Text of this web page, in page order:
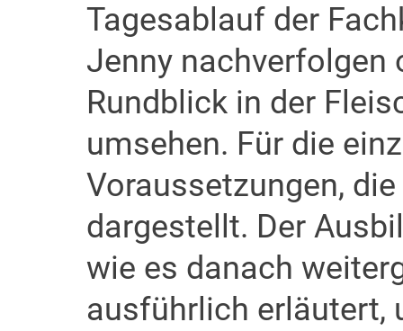
Tagesablauf der
Jenny nachverfolgen
Rundblick in der
umsehen. Für die
Voraussetzungen,
dargestellt. Der
wie es danach
ausführlich erläutert,